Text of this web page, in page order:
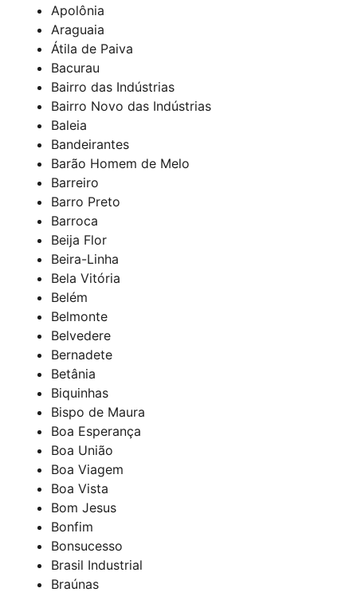
Apolônia
Araguaia
Átila de Paiva
Bacurau
Bairro das Indústrias
Bairro Novo das Indústrias
Baleia
Bandeirantes
Barão Homem de Melo
Barreiro
Barro Preto
Barroca
Beija Flor
Beira-Linha
Bela Vitória
Belém
Belmonte
Belvedere
Bernadete
Betânia
Biquinhas
Bispo de Maura
Boa Esperança
Boa União
Boa Viagem
Boa Vista
Bom Jesus
Bonfim
Bonsucesso
Brasil Industrial
Braúnas